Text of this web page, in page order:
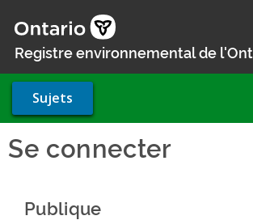
au
contenu
Registre environnemental de
Sujets
Se connecter
Publique